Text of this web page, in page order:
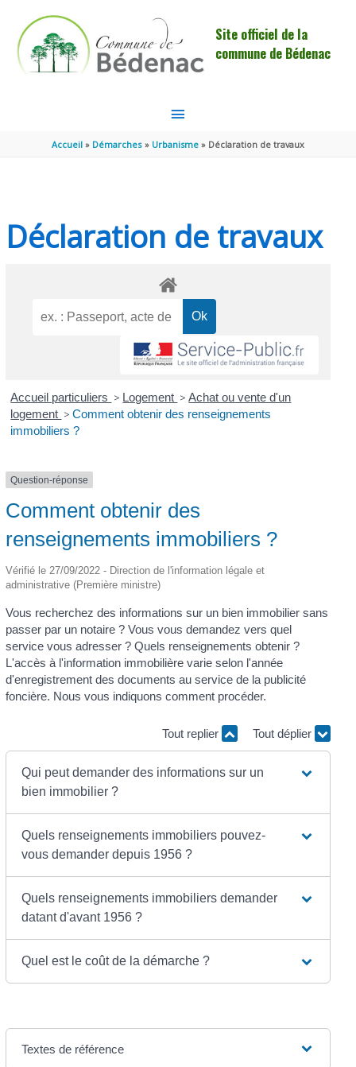
Site officiel de la
commune de Bédenac
MENU
PRINCIPAL
Accueil Démarches Urbanisme Déclaration de travaux
Déclaration de travaux
Accueil particuliers > Logement > Achat ou vente d'un
logement > Comment obtenir des renseignements
immobiliers ?
Question-réponse
Comment obtenir des
renseignements immobiliers ?
Vérifié le 27/09/2022 - Direction de l'information légale et
administrative (Première ministre)
Vous recherchez des informations sur un bien immobilier sans
passer par un notaire ? Vous vous demandez vers quel
service vous adresser ? Quels renseignements obtenir ?
L'accès à l'information immobilière varie selon l'année
d'enregistrement des documents au service de la publicité
foncière. Nous vous indiquons comment procéder.
Tout replier Tout déplier
Qui peut demander des informations sur un
bien immobilier ?
Quels renseignements immobiliers pouvez-
vous demander depuis 1956 ?
Quels renseignements immobiliers demander
datant d'avant 1956 ?
Quel est le coût de la démarche ?
Textes de référence